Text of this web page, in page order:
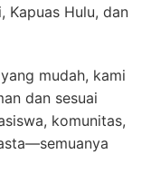
Kapuas Hulu, dan
mudah, kami
dan sesuai
komunitas,